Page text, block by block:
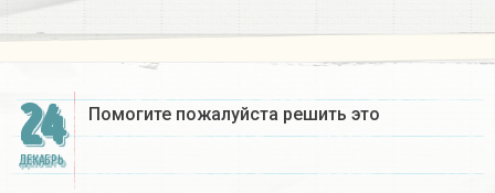
24
ДЕКАБРЬ
Помогите пожалуйста решить это